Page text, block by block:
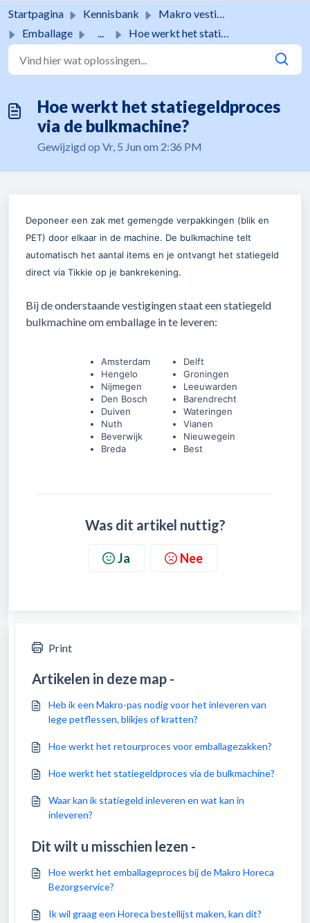
Startpagina Kennisbank
Makro vestigingen
Emballage
... Hoe werkt het statiegeldproces via de bulkmachine?
Hoe werkt het statiegeldproces
via de bulkmachine?
Gewijzigd op Vr, 5 Jun om 2:36 PM
Deponeer een zak met gemengde verpakkingen (blik en
PET) door elkaar in de machine. De bulkmachine telt
automatisch het aantal items en je ontvangt het statiegeld
direct via Tikkie op je bankrekening.
Bij de onderstaande vestigingen staat een statiegeld
bulkmachine om emballage in te leveren:
Amsterdam
Hengelo
Nijmegen
Den Bosch
Duiven
Nuth
Beverwijk
Breda
Delft
Groningen
Leeuwarden
Barendrecht
Wateringen
Vianen
Nieuwegein
Best
Was dit artikel nuttig?
Ja Nee
Print
Artikelen in deze map -
Heb ik een Makro-pas nodig voor het inleveren van
lege petflessen, blikjes of kratten?
Hoe werkt het retourproces voor emballagezakken?
Hoe werkt het statiegeldproces via de bulkmachine?
Waar kan ik statiegeld inleveren en wat kan in
inleveren?
Dit wilt u misschien lezen -
Hoe werkt het emballageproces bij de Makro Horeca
Bezorgservice?
Ik wil graag een Horeca bestellijst maken, kan dit?